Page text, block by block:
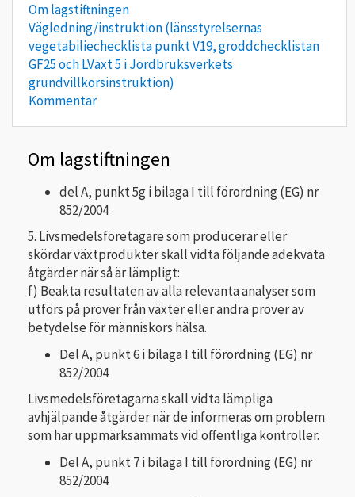
Om lagstiftningen
Vägledning/instruktion (länsstyrelsernas
vegetabiliechecklista punkt V19, groddchecklistan
GF25 och LVäxt 5 i Jordbruksverkets
grundvillkorsinstruktion)
Kommentar
Om lagstiftningen
del A, punkt 5g i bilaga I till förordning (EG) nr
852/2004
5. Livsmedelsföretagare som producerar eller
skördar växtprodukter skall vidta följande adekvata
åtgärder när så är lämpligt:
f) Beakta resultaten av alla relevanta analyser som
utförs på prover från växter eller andra prover av
betydelse för människors hälsa.
Del A, punkt 6 i bilaga I till förordning (EG) nr
852/2004
Livsmedelsföretagarna skall vidta lämpliga
avhjälpande åtgärder när de informeras om problem
som har uppmärksammats vid offentliga kontroller.
Del A, punkt 7 i bilaga I till förordning (EG) nr
852/2004